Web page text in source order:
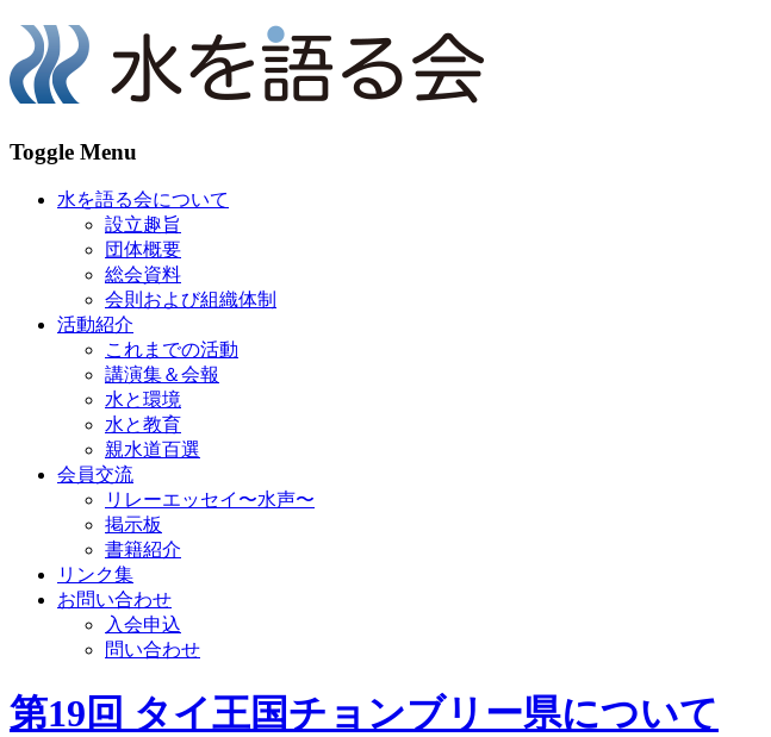
Toggle Menu
水を語る会について
設立趣旨
団体概要
総会資料
会則および組織体制
活動紹介
これまでの活動
講演集＆会報
水と環境
水と教育
親水道百選
会員交流
リレーエッセイ〜水声〜
掲示板
書籍紹介
リンク集
お問い合わせ
入会申込
問い合わせ
第19回 タイ王国チョンブリー県について